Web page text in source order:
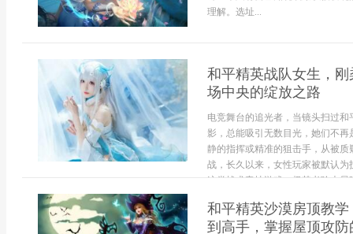
理解。选址...
和平精英战队女生，
场中央的绽放之路
电竞舞台的追光者，当镜头扫过
影，总能吸引无数目光，她们不
静的指挥或精准的狙击手，从被
战，长久以来，女性玩家被默认
这类战术竞技游戏，极其考验大
和平精英沙漠房顶教
到高手，掌握屋顶攻防